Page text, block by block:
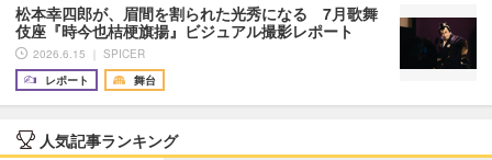
松本幸四郎が、眉間を割られた光秀になる 7月歌舞
伎座『時今也桔梗旗揚』ビジュアル撮影レポート
2026.6.15 ｜ SPICER
レポート
舞台
人気記事ランキング